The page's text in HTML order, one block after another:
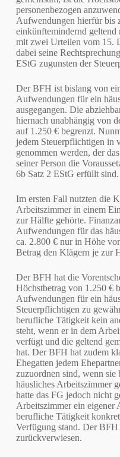
personenbezogen
Aufwendungen hierfür bis
einkünftemindernd
mit zwei Urteilen vom 15.
dabei seine
EStG zugunsten der
Der BFH ist bislang von
Aufwendungen für ein
ausgegangen. Die
hiernach unabhängig von
auf 1.250 € begrenzt.
jedem Steuerpflichtigen in
genommen werden, der
seiner Person die
6b Satz 2 EStG erfüllt sind.
Im ersten Fall nutzten die
Arbeitszimmer in einem
zur Hälfte gehörte.
Aufwendungen für das
ca. 2.800 € nur in Höhe
Betrag den Klägern je zur
Der BFH hat die
Höchstbetrag von 1.250 €
Aufwendungen für ein
Steuerpflichtigen zu
berufliche Tätigkeit kein
steht, wenn er in dem
verfügt und die geltend
hat. Der BFH hat zudem
Ehegatten jedem
zuzuordnen sind, wenn
häusliches Arbeitszimmer
hatte das FG jedoch nicht
Arbeitszimmer ein eigener
berufliche Tätigkeit
Verfügung stand. Der BFH
zurückverwiesen.